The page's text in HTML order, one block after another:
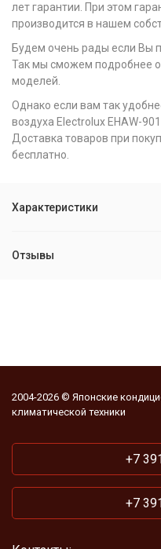
лет гарантии. При этом
производится в нашем
Будем очень рады если Вы
Так мы сможем подробнее
моделей.
Однако если вам так
воздуха Electrolux EHAW-
Доставка товаров при
бесплатно.
Характеристики
Отзывы
2004-2026 © Японские
климатической техники
+7
+7